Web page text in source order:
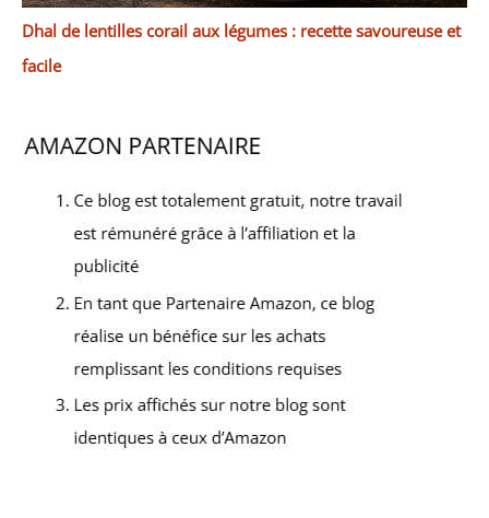
Dhal de lentilles corail aux légumes : recette savoureuse et
facile